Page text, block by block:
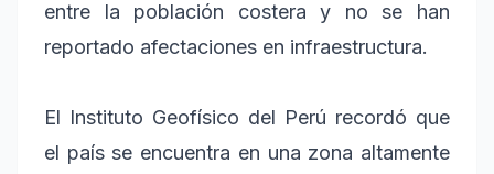
entre la población costera y no se han
reportado afectaciones en infraestructura.
El Instituto Geofísico del Perú recordó que
el país se encuentra en una zona altamente